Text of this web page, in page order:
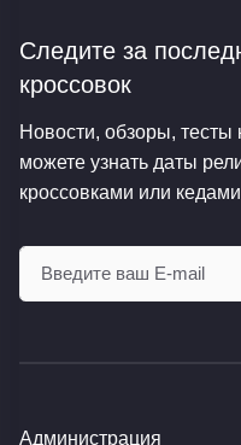
Следите за
кроссовок
Новости, обзоры, тесты
можете узнать даты
кроссовками или
Администрация